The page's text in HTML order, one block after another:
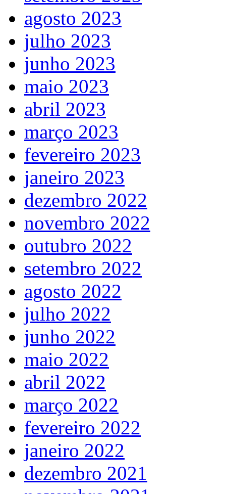
agosto 2023
julho 2023
junho 2023
maio 2023
abril 2023
março 2023
fevereiro 2023
janeiro 2023
dezembro 2022
novembro 2022
outubro 2022
setembro 2022
agosto 2022
julho 2022
junho 2022
maio 2022
abril 2022
março 2022
fevereiro 2022
janeiro 2022
dezembro 2021